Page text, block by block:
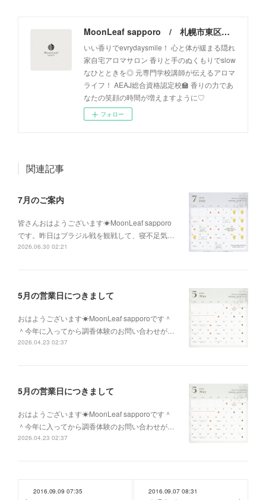
MoonLeaf sapporo / 札幌市東区の100種類以上の香りが楽しめるアロマスクール＆トリートメントサロン
いい香りでevrydaysmile！ 心と体が緩まる隠れ
家自宅アロマサロン 香りと手のぬくもりでslow
なひとときを◎ 元専門学校講師が伝えるアロマ
ライフ！ AEAJ総合資格認定校🏫 香りの力であ
なたの笑顔の時間が増えますように♡
フォロー
関連記事
7月のご案内
皆さんおはようございます☀MoonLeaf sapporo
です。昨日はブラジル戦を観戦して、寝不足気…
2026.06.30 02:21
5月の営業日につきまして
おはようございます☀MoonLeaf sapporoです＾
＾今年に入ってから調香体験のお問い合わせが…
2026.04.23 02:37
5月の営業日につきまして
おはようございます☀MoonLeaf sapporoです＾
＾今年に入ってから調香体験のお問い合わせが…
2026.04.23 02:37
2016.09.09 07:35 2016.09.07 08:31